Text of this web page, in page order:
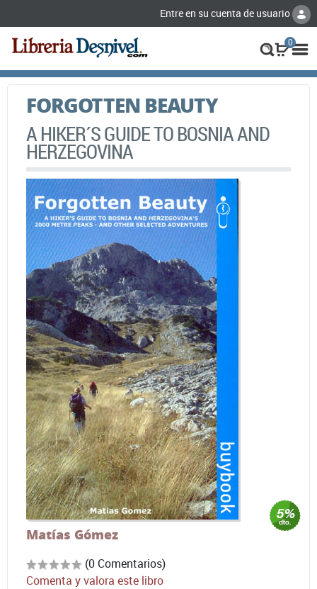
Entre en su cuenta de usuario
0
FORGOTTEN BEAUTY
A HIKER´S GUIDE TO BOSNIA AND
HERZEGOVINA
Matías Gómez
(0 Comentarios)
Comenta y valora este libro